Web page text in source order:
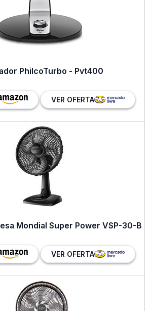
PhilcoTurbo - Pvt400
VER OFERTA
Mondial Super Power VSP-30-B
VER OFERTA